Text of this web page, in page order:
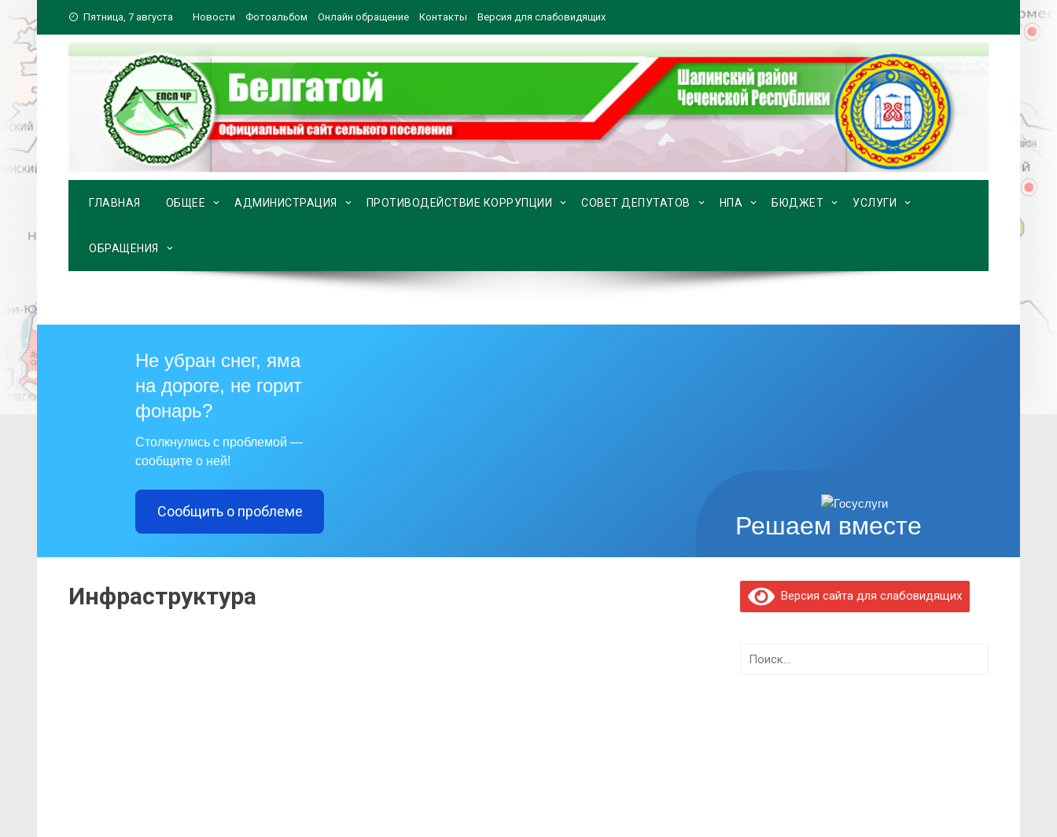
к
содержимому
Пятница, 7 августа Новости Фотоальбом Онлайн обращение Контакты Версия для слабовидящих
ГЛАВНАЯ ОБЩЕЕ АДМИНИСТРАЦИЯ ПРОТИВОДЕЙСТВИЕ КОРРУПЦИИ СОВЕТ ДЕПУТАТОВ НПА БЮДЖЕТ УСЛУГИ
ОБРАЩЕНИЯ
Решаем вместе
Не убран снег, яма
на дороге, не горит
фонарь?
Столкнулись с проблемой —
сообщите о ней!
Сообщить о проблеме
Инфраструктура Версия сайта для слабовидящих
Найти: